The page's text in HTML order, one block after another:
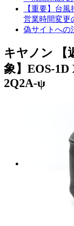
【重要】台
営業時間変更
偽サイトへの
キヤノン 【
象】EOS-1D
2Q2A-ψ